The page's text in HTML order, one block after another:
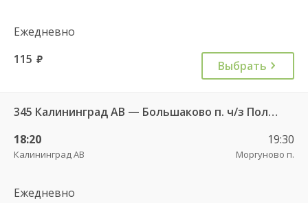
Ежедневно
115 руб. Выбрать
345 Калининград АВ — Большаково п. ч/з Полесск г.
18:20
Калининград АВ
19:30
Моргуново п.
Ежедневно